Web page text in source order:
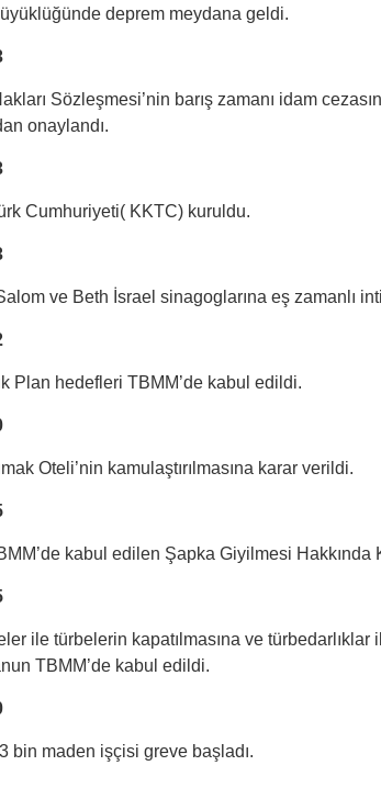
deprem meydana geldi.
Sözleşmesi’nin barış zamanı idam
onaylandı.
Cumhuriyeti( KKTC) kuruldu.
ve Beth İsrael sinagoglarına eş zamanlı
Plan hedefleri TBMM’de kabul edildi.
Oteli’nin kamulaştırılmasına karar verildi.
kabul edilen Şapka Giyilmesi
ile türbelerin kapatılmasına ve türbedarlıklar
TBMM’de kabul edildi.
bin maden işçisi greve başladı.